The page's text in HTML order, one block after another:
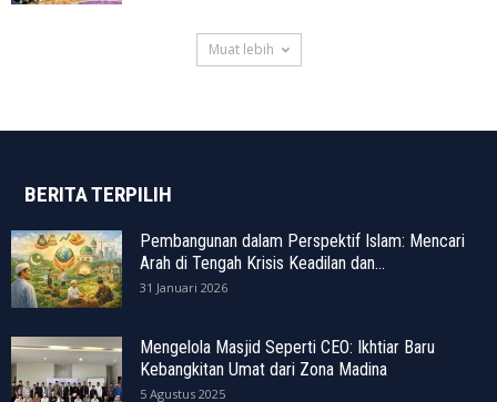
Muat lebih
BERITA TERPILIH
Pembangunan dalam Perspektif Islam: Mencari
Arah di Tengah Krisis Keadilan dan...
31 Januari 2026
Mengelola Masjid Seperti CEO: Ikhtiar Baru
Kebangkitan Umat dari Zona Madina
5 Agustus 2025